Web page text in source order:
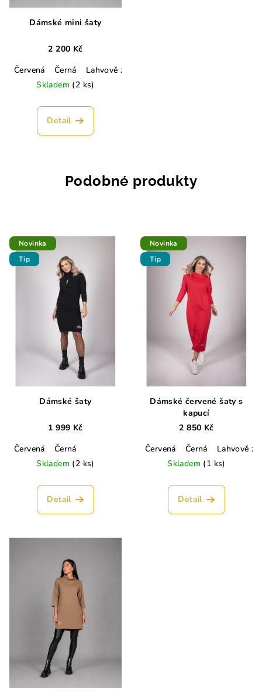
Dámské mini šaty
2 200 Kč
Červená
Černá Lahvově zelená
Skladem (2 ks)
Detail
Podobné produkty
Novinka
Tip
Dámské šaty
1 999 Kč
Červená
Černá
Skladem (2 ks)
Detail
Novinka
Tip
Dámské červené šaty s
kapucí
2 850 Kč
Červená
Černá
Lahvově
Skladem (1 ks)
Detail